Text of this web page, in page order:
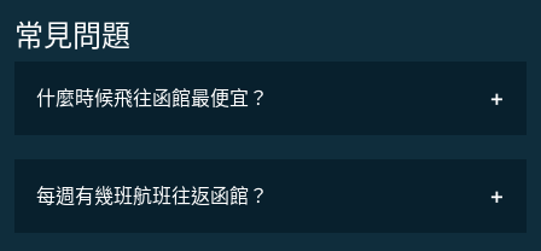
常見問題
什麼時候飛往函館最便宜？
COSMILE會員
每週有幾班航班往返函館？